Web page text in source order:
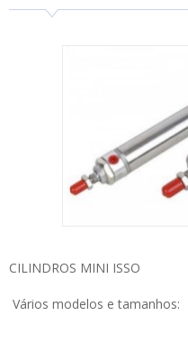
CILINDROS MINI ISSO
Vários modelos e tamanhos: